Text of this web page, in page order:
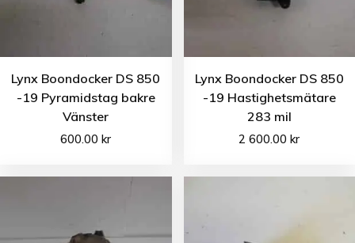
Lynx Boondocker DS 850
-19 Pyramidstag bakre
Vänster
600.00kr
Lynx Boondocker DS 850
-19 Hastighetsmätare
283 mil
2 600.00kr